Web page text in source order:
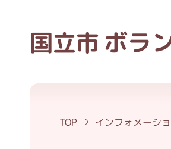
国立市 ボラ
TOP インフォメーシ